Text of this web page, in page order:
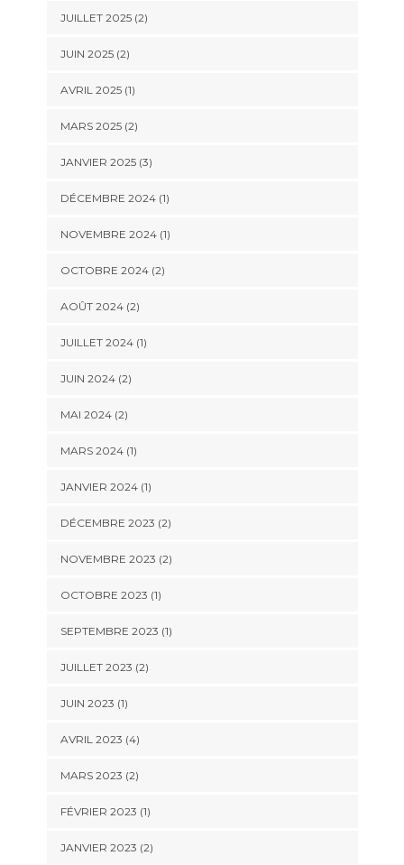
JUILLET 2025(2)
JUIN 2025(2)
AVRIL 2025(1)
MARS 2025(2)
JANVIER 2025(3)
DÉCEMBRE 2024(1)
NOVEMBRE 2024(1)
OCTOBRE 2024(2)
AOÛT 2024(2)
JUILLET 2024(1)
JUIN 2024(2)
MAI 2024(2)
MARS 2024(1)
JANVIER 2024(1)
DÉCEMBRE 2023 (2)
NOVEMBRE 2023 (2)
OCTOBRE 2023 (1)
SEPTEMBRE 2023 (1)
JUILLET 2023 (2)
JUIN 2023 (1)
AVRIL 2023 (4)
MARS 2023 (2)
FÉVRIER 2023 (1)
JANVIER 2023 (2)